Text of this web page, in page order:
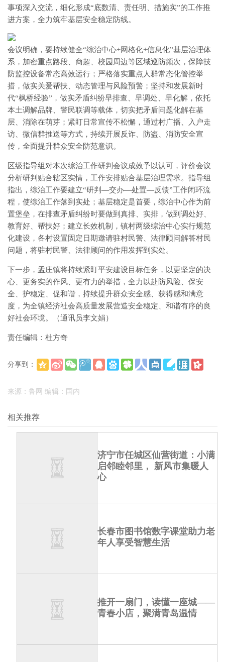
事项深入交流，细化形成“底数清、责任明、措施实”的工作推
进方案，全力筑牢基层安全稳定防线。
会议明确，要持续健全“综治中心+网格化+信息化”基层治理体
系，加密重点路段、商超、校园周边等区域巡防频次，保障技
防监控设备常态高效运行；严格落实重点人群常态化管控举
措，做实关爱帮扶、动态管理与风险预警；坚持和发展新时
代“枫桥经验”，做实矛盾纠纷早排查、早调处、早化解，依托
本土调解品牌、警民联调等载体，切实把矛盾问题化解在基
层、消除在萌芽；紧盯日常宣传不松懈，通过村广播、入户走
访、微信群推送等方式，持续开展反诈、防盗、消防安全宣
传，全面提升群众安全防范意识。
区级指导组对本次综治工作研判会议成效予以认可，评价会议
分析研判贴合辖区实情，工作安排贴合基层治理需求。指导组
指出，综治工作要建立“研判—交办—处置—反馈”工作闭环流
程，使综治工作落到实处；基层稳定是首要，综治中心作为前
置堡垒，在排查矛盾纠纷时要做到真排、实排，做到调处好、
教育好、帮扶好；建立长效机制，镇村两级综治中心实行规范
化建设，各村设置固定日期邀请驻村民警、法律顾问解答村民
问题，将驻村民警、法律顾问的作用发挥到实处。
下一步，孟庄镇将持续紧盯平安建设目标任务，以更坚定的决
心、更务实的作风、更有力的举措，全力以赴防风险、保安
全、护稳定、促和谐，持续提升群众安全感、获得感和满意
度，为全镇经济社会高质量发展营造安全稳定、和谐有序的良
好社会环境。（通讯员李文娟）
责任编辑：杜方奇
分享到：
来源：鲁网 编辑：国内
相关推荐
济宁市任城区仙营街道：小满
启邻睦邻里， 新风市集暖人
心
长春市图书馆数字课堂助力老
年人享受智慧生活
推开一扇门，读懂一座城——
青春小店，聚满青岛温情